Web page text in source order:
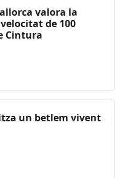
valora la
de 100
Cintura
un betlem vivent